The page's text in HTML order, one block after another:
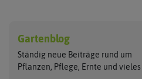
Wilde Sorten
Asiatische Sorten
Jalapenosamen
Habanerosamen
Arche Noah
ASB Greenworld
Gartenblog
Ständig neue Beiträge rund um
Pflanzen, Pflege, Ernte und vieles